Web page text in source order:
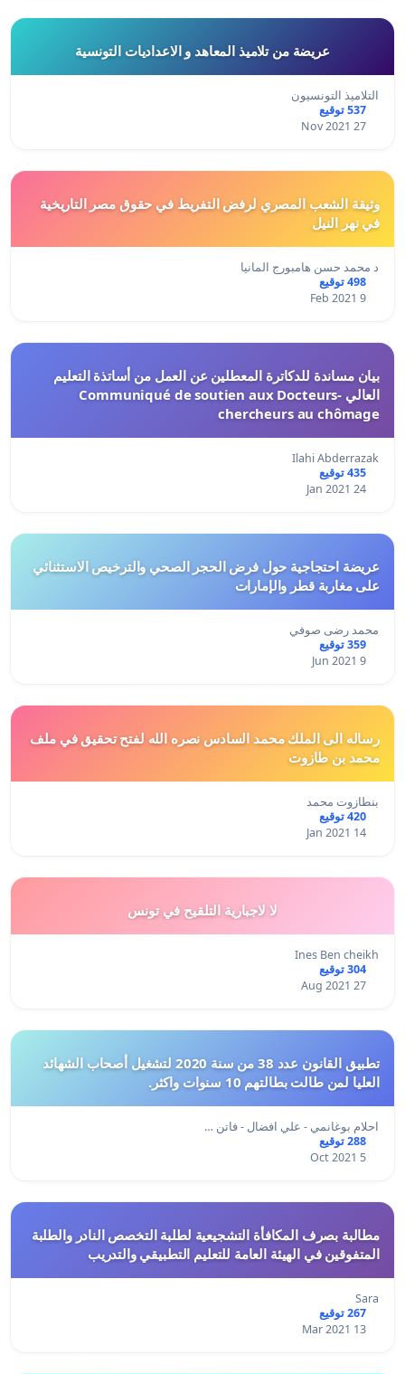
عريضة من تلاميذ المعاهد و الاعداديات التونسية
التلاميذ التونسيون
537 توقيع
27 Nov 2021
وثيقة الشعب المصري لرفض التفريط في حقوق مصر التاريخية
في نهر النيل
د محمد حسن هامبورج المانيا
498 توقيع
9 Feb 2021
بيان مساندة للدكاترة المعطلين عن العمل من أساتذة التعليم
العالي -Communiqué de soutien aux Docteurs
chercheurs au chômage
Ilahi Abderrazak
435 توقيع
24 Jan 2021
عريضة احتجاجية حول فرض الحجر الصحي والترخيص الاستثنائي
على مغاربة قطر والإمارات
محمد رضى صوفي
359 توقيع
9 Jun 2021
رساله الى الملك محمد السادس نصره الله لفتح تحقيق في ملف
محمد بن طازوت
بنطازوت محمد
420 توقيع
14 Jan 2021
لا لاجبارية التلقيح في تونس
Ines Ben cheikh
304 توقيع
27 Aug 2021
تطبيق القانون عدد 38 من سنة 2020 لتشغيل أصحاب الشهائد
العليا لمن طالت بطالتهم 10 سنوات واكثر.
احلام بوغانمي - علي افضال - فاتن …
288 توقيع
5 Oct 2021
مطالبة بصرف المكافأة التشجيعية لطلبة التخصص النادر والطلبة
المتفوقين في الهيئة العامة للتعليم التطبيقي والتدريب
Sara
267 توقيع
13 Mar 2021